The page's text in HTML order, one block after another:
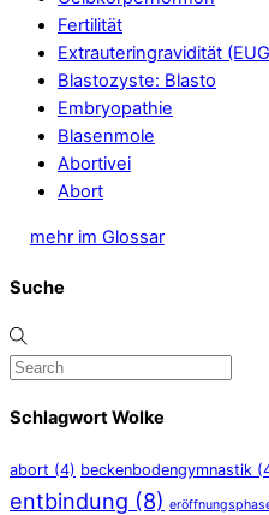
Fertilität
Extrauteringravidität
Blastozyste: Blasto
Embryopathie
Blasenmole
Abortivei
Abort
mehr im Glossar
Suche
Schlagwort Wolke
abort (4) beckenbodengymnastik
entbindung (8)